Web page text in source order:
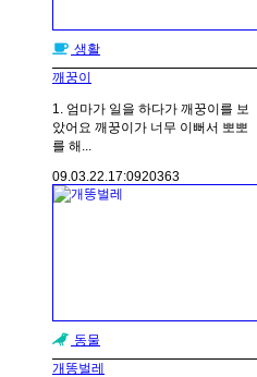
생활
깨꿍이
1. 엄마가 일을 하다가 깨꿍이를 보
았어요 깨꿍이가 너무 이뻐서 뽀뽀
를 해...
09.03.22.17:0920363
동물
개똥벌레